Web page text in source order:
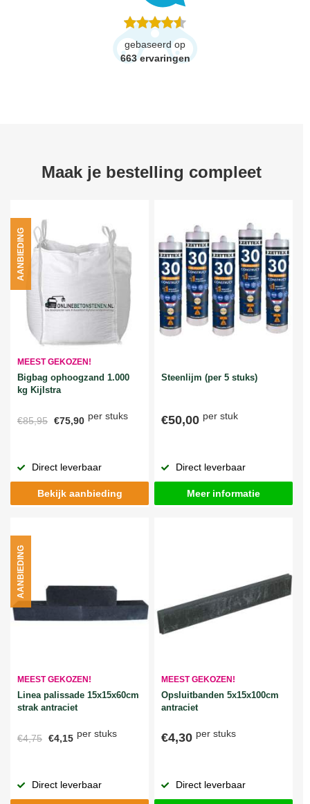
gebaseerd op
663 ervaringen
Maak je bestelling compleet
MEEST GEKOZEN!
Bigbag ophoogzand 1.000
kg Kijlstra
€85,95 €75,90 per stuks
AANBIEDING
Direct leverbaar
Bekijk aanbieding
Steenlijm (per 5 stuks)
€50,00 per stuk
Direct leverbaar
Meer informatie
MEEST GEKOZEN!
Linea palissade 15x15x60cm
strak antraciet
€4,75 €4,15 per stuks
AANBIEDING
Direct leverbaar
MEEST GEKOZEN!
Opsluitbanden 5x15x100cm
antraciet
€4,30 per stuks
Direct leverbaar